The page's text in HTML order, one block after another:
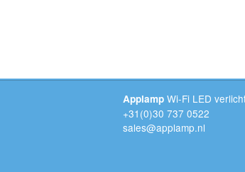
Applamp Wi-Fi LED
+31(0)30 737 0522
sales@applamp.nl